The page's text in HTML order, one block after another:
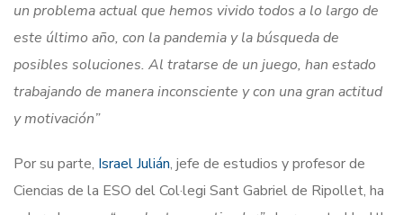
un problema actual que hemos vivido todos a lo largo de
este último año, con la pandemia y la búsqueda de
posibles soluciones. Al tratarse de un juego, han estado
trabajando de manera inconsciente y con una gran actitud
y motivación”
Por su parte, Israel Julián, jefe de estudios y profesor de
Ciencias de la ESO del Col·legi Sant Gabriel de Ripollet, ha